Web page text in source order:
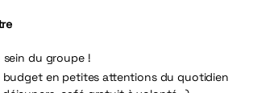
sein du groupe !
budget en petites attentions du quotidien